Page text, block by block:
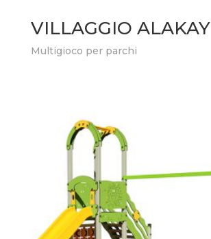
VILLAGGIO ALAKAY
Multigioco per parchi